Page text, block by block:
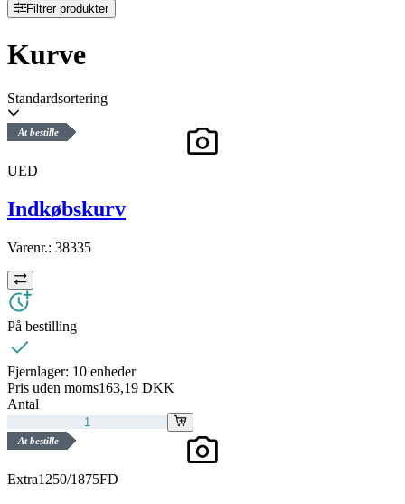
Filtrer produkter
Kurve
Standardsortering
At bestille
UED
Indkøbskurv
Varenr.: 38335
På bestilling
Fjernlager: 10 enheder
Pris uden moms163,19 DKK
Antal
At bestille
Extra1250/1875FD